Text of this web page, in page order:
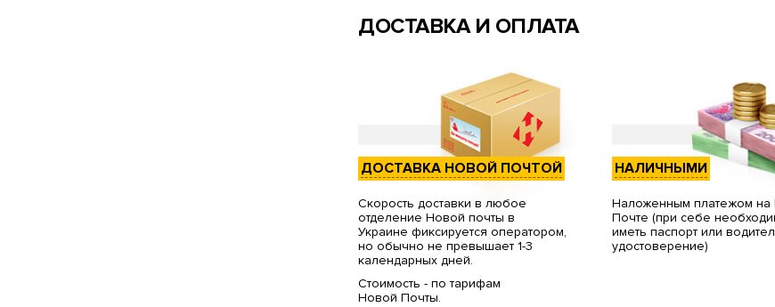
ДОСТАВКА И ОПЛАТА
ДОСТАВКА НОВОЙ ПОЧТОЙ
Скорость доставки в любое
отделение Новой почты в
Украине фиксируется оператором,
но обычно не превышает 1-3
календарных дней.
Стоимость - по тарифам
Новой Почты.
НАЛИЧНЫМИ
Наложенным платежом на
Почте (при себе
иметь паспорт или
удостоверение)